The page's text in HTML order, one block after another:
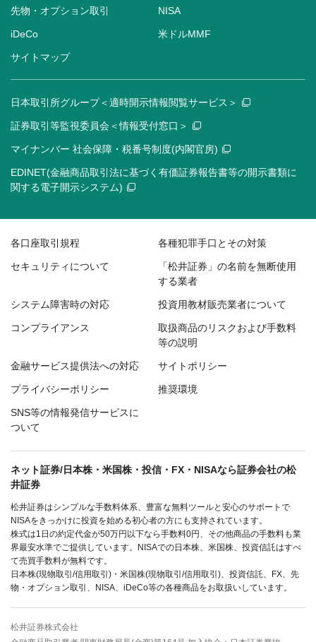
先物・オプション取引 NISA
iDeCo 米ドルMMF
サイトマップ
日本取引所グループ＜適時開示情報閲覧サービス＞
証券取引等監視委員会＜情報受付窓口＞
マイナンバー 社会保障・税番号制度(内閣官房)
EDINET(金融商品取引法に基づく有価証券報告書等の開示書類に
関する電子開示システム)
各口座取引規程 各種犯罪手口とその対策
セキュリティについて
「松井証券」の名前を無断使用
する業者
システム障害時の対応 投資用教材販売業者について
コンプライアンス
取扱商品のリスクおよび手数料
等の説明
金融サービス提供法への対応 サイトポリシー
プライバシーポリシー 推奨環境
SNS等の情報発信サービスに
ついて
ネット証券/日本株・米国株・投信・FX・NISAなら証券会社の松
井証券
松井証券はシンプルな手数料体系、豊富な無料ツールと安心のサポートで
NISAをきっかけに投資を始める初心者の方にも支持されています。
株式は1日の約定代金が50万円以下なら手数料0円、その他商品の手数料も業
界最安水準でご提供しています。NISAでの日本株、米国株、投資信託はすべ
て売買手数料が無料です。
日本株(現物取引/信用取引)・米国株(現物取引/信用取引)、投資信託、FX、先
物・オプション取引、NISA、iDeCo等の各種商品をお取扱いしています。
松井証券株式会社